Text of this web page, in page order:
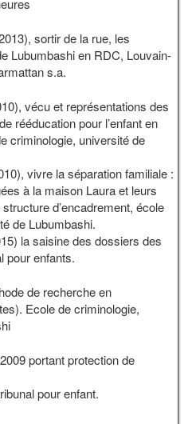
sortir de la rue, les
Lubumbashi en RDC, Louvain-
s.a.
vécu et représentations des
rééducation pour l’enfant en
criminologie, université de
vivre la séparation familiale :
à la maison Laura et leurs
d’encadrement, école
de Lubumbashi.
la saisine des dossiers des
pour enfants.
de recherche en
Ecole de criminologie,
portant protection de
pour enfant.